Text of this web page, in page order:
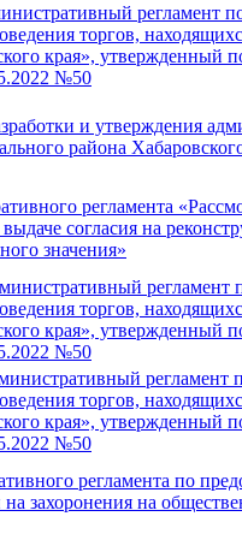
регламент
торгов,
края», утвержденный
№50
и утверждения
района
регламента
выдаче согласия на
значения»
регламент
торгов,
края», утвержденный
№50
регламент
торгов,
края», утвержденный
№50
регламента по
захоронения на